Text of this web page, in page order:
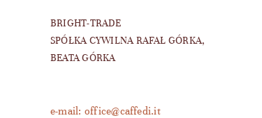
BRIGHT-TRADE
SPÓŁKA CYWILNA RAFAŁ GÓRKA,
BEATA GÓRKA
e-mail: office@caffedi.it